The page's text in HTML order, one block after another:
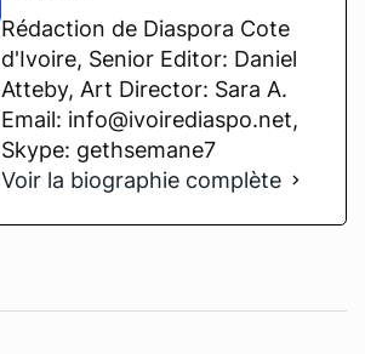
Rédaction de Diaspora Cote
d'Ivoire, Senior Editor: Daniel
Atteby, Art Director: Sara A.
Email: info@ivoirediaspo.net,
Skype: gethsemane7
Voir la biographie complète